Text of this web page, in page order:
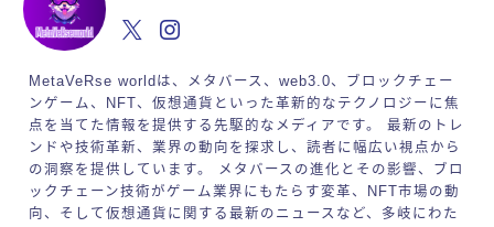
MetaVeRse worldは、メタバース、web3.0、ブロックチェー
ンゲーム、NFT、仮想通貨といった革新的なテクノロジーに焦
点を当てた情報を提供する先駆的なメディアです。 最新のトレ
ンドや技術革新、業界の動向を探求し、読者に幅広い視点から
の洞察を提供しています。 メタバースの進化とその影響、ブロ
ックチェーン技術がゲーム業界にもたらす変革、NFT市場の動
向、そして仮想通貨に関する最新のニュースなど、多岐にわた